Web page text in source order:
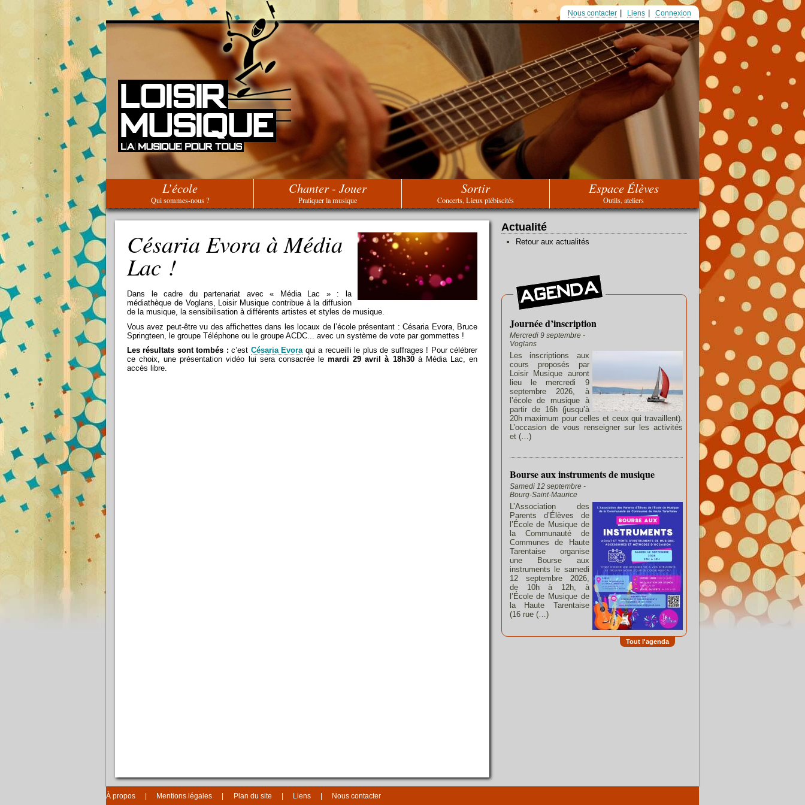
Nous contacter Liens Connexion
L’école
Qui sommes-nous ?
Chanter - Jouer
Pratiquer la musique
Sortir
Concerts, Lieux plébiscités
Espace Élèves
Outils, ateliers
Césaria Evora à Média
Lac !
Dans le cadre du partenariat avec « Média Lac » : la
médiathèque de Voglans, Loisir Musique contribue à la diffusion
de la musique, la sensibilisation à différents artistes et styles de musique.
Vous avez peut-être vu des affichettes dans les locaux de l’école présentant : Césaria Evora, Bruce
Springteen, le groupe Téléphone ou le groupe ACDC... avec un système de vote par gommettes !
Les résultats sont tombés :c’est Césaria Evoraqui a recueilli le plus de suffrages ! Pour célébrer
ce choix, une présentation vidéo lui sera consacrée lemardi 29 avril à 18h30à Média Lac, en
accès libre.
Actualité
Retour aux actualités
Journée d’inscription
Mercredi 9 septembre -
Voglans
Les inscriptions aux
cours proposés par
Loisir Musique auront
lieu le mercredi 9
septembre 2026, à
l’école de musique à
partir de 16h (jusqu’à
20h maximum pour celles et ceux qui travaillent).
L’occasion de vous renseigner sur les activités
et (…)
Bourse aux instruments de musique
Samedi 12 septembre -
Bourg-Saint-Maurice
L’Association des
Parents d’Élèves de
l’École de Musique de
la Communauté de
Communes de Haute
Tarentaise organise
une Bourse aux
instruments le samedi
12 septembre 2026,
de 10h à 12h, à
l’École de Musique de
la Haute Tarentaise
(16 rue (…)
Tout l'agenda
À propos Mentions légales Plan du site Liens Nous contacter